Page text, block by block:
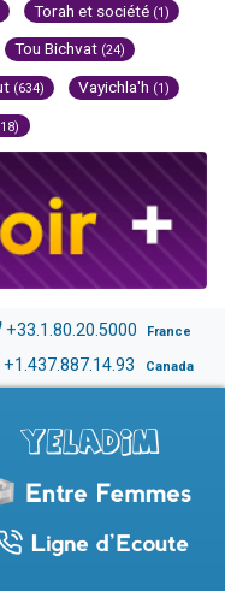
Torah et société (1)
Tou Bichvat (24)
(634) Vayichla'h (1)
+33.1.80.20.5000 France
+1.437.887.14.93 Canada